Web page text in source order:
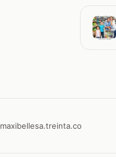
maxibellesa.treinta.co